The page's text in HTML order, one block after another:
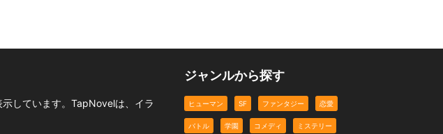
しています。TapNovelは、イラ
ジャンルから探す
ヒューマン SF ファンタジー 恋愛
バトル 学園 コメディ ミステリー